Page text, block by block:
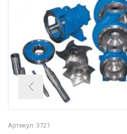
Артикул: 3721